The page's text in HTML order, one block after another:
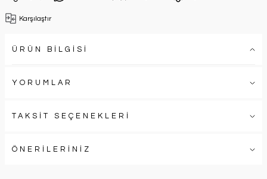
Karşılaştır
ÜRÜN BİLGİSİ
YORUMLAR
TAKSİT SEÇENEKLERİ
ÖNERİLERİNİZ